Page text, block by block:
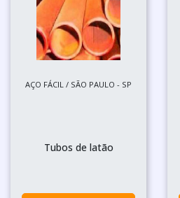
AÇO FÁCIL / SÃO PAULO - SP
Tubos de latão